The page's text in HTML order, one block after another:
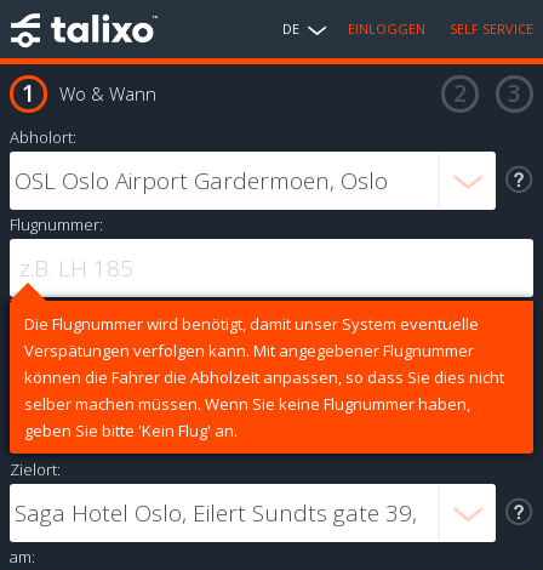
DE EINLOGGEN SELF SERVICE
Wo & Wann
Abholort:
Flugnummer:
Die Flugnummer wird benötigt, damit unser System eventuelle
Verspätungen verfolgen kann. Mit angegebener Flugnummer
können die Fahrer die Abholzeit anpassen, so dass Sie dies nicht
selber machen müssen. Wenn Sie keine Flugnummer haben,
geben Sie bitte 'Kein Flug' an.
Zielort:
am: